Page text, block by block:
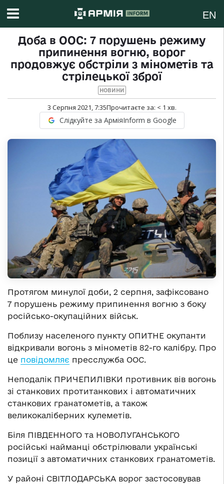
EN
Доба в ООС: 7 порушень режиму
припинення вогню, ворог
продовжує обстріли з мінометів та
стрілецької зброї
НОВИНИ
3 Серпня 2021, 7:35Прочитаєте за: < 1 хв.
Слідкуйте за АрміяInform в Google
Протягом минулої доби, 2 серпня, зафіксовано
7 порушень режиму припинення вогню з боку
російсько-окупаційних військ.
Поблизу населеного пункту ОПИТНЕ окупанти
відкривали вогонь з мінометів 82-го калібру. Про
це повідомляє пресслужба ООС.
Неподалік ПРИЧЕПИЛІВКИ противник вів вогонь
зі станкових протитанкових і автоматичних
станкових гранатометів, а також
великокаліберних кулеметів.
Біля ПІВДЕННОГО та НОВОЛУГАНСЬКОГО
російські найманці обстрілювали українські
позиції з автоматичних станкових гранатометів.
У районі СВІТЛОДАРСЬКА ворог застосовував